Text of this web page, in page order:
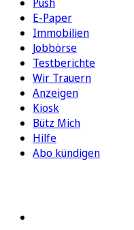
E-Paper
Immobilien
Jobbörse
Testberichte
Wir Trauern
Anzeigen
Kiosk
Bütz Mich
Hilfe
Abo kündigen